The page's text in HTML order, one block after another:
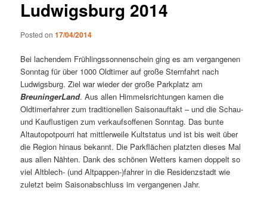
Ludwigsburg 2014
Posted on17/04/2014
Bei lachendem Frühlingssonnenschein ging es am vergangenen
Sonntag für über 1000 Oldtimer auf große Sternfahrt nach
Ludwigsburg. Ziel war wieder der große Parkplatz am
BreuningerLand. Aus allen Himmelsrichtungen kamen die
Oldtimerfahrer zum traditionellen Saisonauftakt – und die Schau-
und Kauflustigen zum verkaufsoffenen Sonntag. Das bunte
Altautopotpourri hat mittlerweile Kultstatus und ist bis weit über
die Region hinaus bekannt. Die Parkflächen platzten dieses Mal
aus allen Nähten. Dank des schönen Wetters kamen doppelt so
viel Altblech- (und Altpappen-)fahrer in die Residenzstadt wie
zuletzt beim Saisonabschluss im vergangenen Jahr.